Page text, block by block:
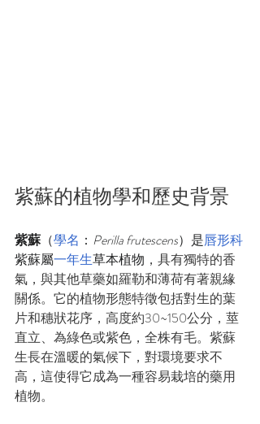
紫蘇的植物學和歷史背景
紫蘇 （學名 ： Perilla frutescens）是唇形科
紫蘇屬一年生草本植物 ，具有獨特的香
氣，與其他草藥如羅勒和薄荷有著親緣
關係。它的植物形態特徵包括對生的葉
片和穗狀花序，高度約30~150公分，莖
直立、為綠色或紫色，全株有毛。 紫蘇
生長在溫暖的氣候下，對環境要求不
高，這使得它成為一種容易栽培的藥用
植物。